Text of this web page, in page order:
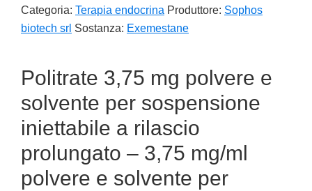
Categoria: Terapia endocrina Produttore: Sophos
biotech srl Sostanza: Exemestane
Politrate 3,75 mg polvere e
solvente per sospensione
iniettabile a rilascio
prolungato – 3,75 mg/ml
polvere e solvente per